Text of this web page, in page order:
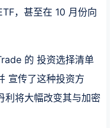
，甚至在 10 月份向
的 投资选择清单
宣传了这种投资方
利将大幅改变其与加密